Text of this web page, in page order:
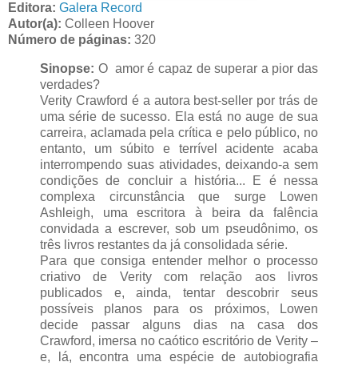
Editora: Galera Record
Autor(a): Colleen Hoover
Número de páginas: 320
Sinopse: O amor é capaz de superar a pior das
verdades?
Verity Crawford é a autora best-seller por trás de
uma série de sucesso. Ela está no auge de sua
carreira, aclamada pela crítica e pelo público, no
entanto, um súbito e terrível acidente acaba
interrompendo suas atividades, deixando-a sem
condições de concluir a história... E é nessa
complexa circunstância que surge Lowen
Ashleigh, uma escritora à beira da falência
convidada a escrever, sob um pseudônimo, os
três livros restantes da já consolidada série.
Para que consiga entender melhor o processo
criativo de Verity com relação aos livros
publicados e, ainda, tentar descobrir seus
possíveis planos para os próximos, Lowen
decide passar alguns dias na casa dos
Crawford, imersa no caótico escritório de Verity –
e, lá, encontra uma espécie de autobiografia